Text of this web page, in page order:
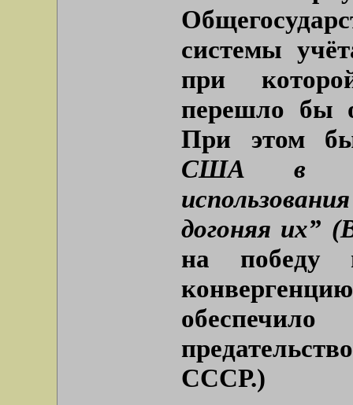
системы
при
перешло бы
При этом
США в
догоняя их”
на победу
СССР.)